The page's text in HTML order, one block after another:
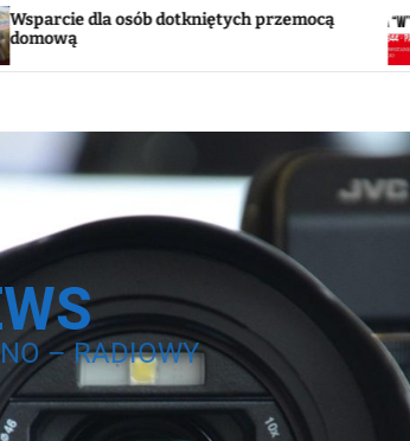
dotkniętych przemocą
Godzina
– RADIOWY